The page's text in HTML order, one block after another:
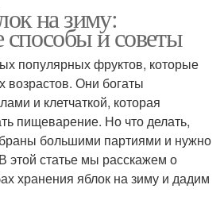
на зиму:
и советы
популярных фруктов, которые
возрастов. Они богаты
и клетчаткой, которая
пищеварение. Но что делать,
большими партиями и нужно
этой статье мы расскажем о
хранения яблок на зиму и дадим